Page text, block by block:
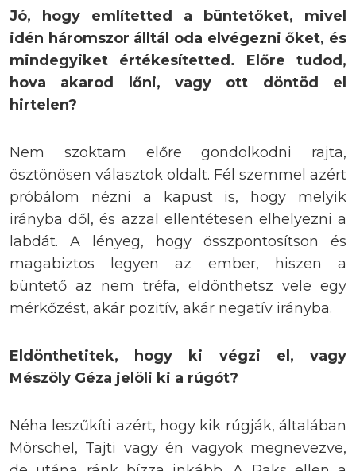
Jó, hogy említetted a büntetőket, mivel
idén háromszor álltál oda elvégezni őket, és
mindegyiket értékesítetted. Előre tudod,
hova akarod lőni, vagy ott döntöd el
hirtelen?
Nem szoktam előre gondolkodni rajta,
ösztönösen választok oldalt. Fél szemmel azért
próbálom nézni a kapust is, hogy melyik
irányba dől, és azzal ellentétesen elhelyezni a
labdát. A lényeg, hogy összpontosítson és
magabiztos legyen az ember, hiszen a
büntető az nem tréfa, eldönthetsz vele egy
mérkőzést, akár pozitív, akár negatív irányba.
Eldönthetitek, hogy ki végzi el, vagy
Mészöly Géza jelöli ki a rúgót?
Néha leszűkíti azért, hogy kik rúgják, általában
Mörschel, Tajti vagy én vagyok megnevezve,